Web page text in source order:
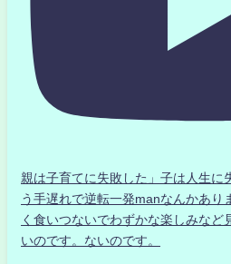
親は子育てに失敗した」子は人生に
う手遅れで逆転一発manなんかあり
く食いつないでわずかな楽しみなど
いのです。ないのです。